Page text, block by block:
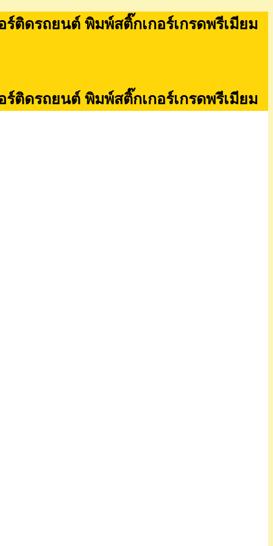
ติดรถยนต์ พิมพ์สติ๊กเกอร์เกรดพรีเมียม
ติดรถยนต์ พิมพ์สติ๊กเกอร์เกรดพรีเมียม